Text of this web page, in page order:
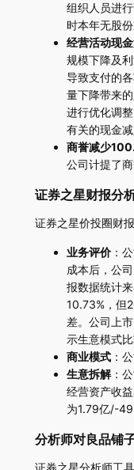
组织人员进
时本年无股份
经营活动现
规模下降及
导致支付的
量下降带来
进行优化调
有关的现金减
商誉减少
公司计提了商
证券之星财报分
证券之星价投圈财
业务评价：
成本后，公
报数据统计
10.73%，但
差。公司上
示生意模式比
商业模式：
生意拆解：
经营资产收
为1.79亿/-
分析师对良品铺
证券之星分析师工